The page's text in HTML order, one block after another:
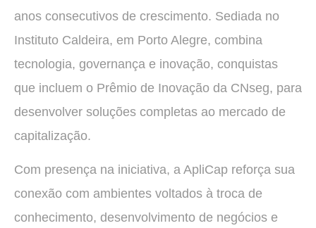
anos consecutivos de crescimento. Sediada no
Instituto Caldeira, em Porto Alegre, combina
tecnologia, governança e inovação, conquistas
que incluem o Prêmio de Inovação da CNseg, para
desenvolver soluções completas ao mercado de
capitalização.
Com presença na iniciativa, a ApliCap reforça sua
conexão com ambientes voltados à troca de
conhecimento, desenvolvimento de negócios e